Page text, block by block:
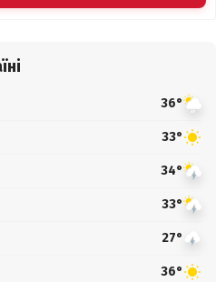
36°
33°
34°
33°
27°
36°